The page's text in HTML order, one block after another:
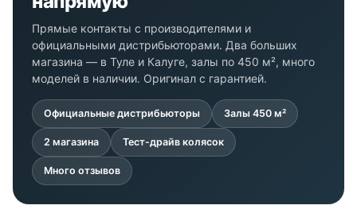
Прямые контакты с производителями и
официальными дистрибьюторами. Два больших
магазина — в Туле и Калуге, залы по 450 м², много
моделей в наличии. Оригинал с гарантией.
Официальные дистрибьюторы Залы 450 м²
2 магазина Тест-драйв колясок
Много отзывов